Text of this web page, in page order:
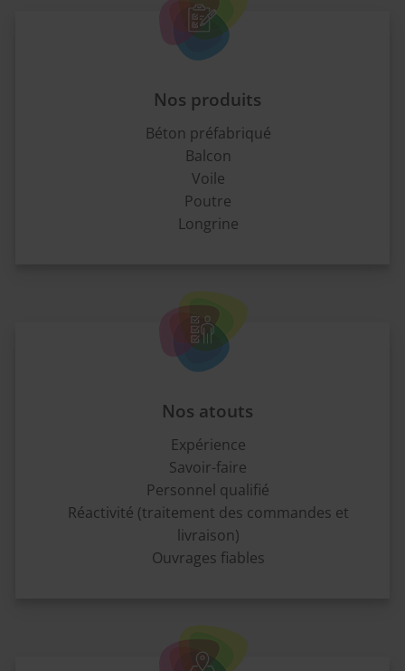
Nos produits
Béton préfabriqué
Balcon
Voile
Poutre
Longrine
Nos atouts
Expérience
Savoir-faire
Personnel qualifié
Réactivité (traitement des commandes et
livraison)
Ouvrages fiables